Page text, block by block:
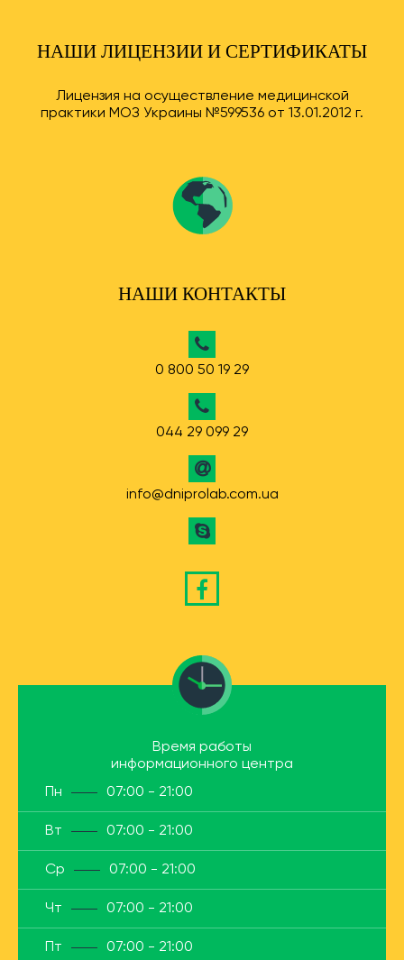
НАШИ ЛИЦЕНЗИИ И СЕРТИФИКАТЫ
Лицензия на осуществление медицинской
практики МОЗ Украины №599536 от 13.01.2012 г.
НАШИ КОНТАКТЫ
0 800 50 19 29
044 29 099 29
info@dniprolab.com.ua
Время работы
информационного центра
Пн
07:00 - 21:00
Вт 07:00 - 21:00
Ср 07:00 - 21:00
Чт 07:00 - 21:00
Пт 07:00 - 21:00